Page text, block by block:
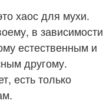
хаос для мухи.
в зависимости
естественным и
другому.
есть только